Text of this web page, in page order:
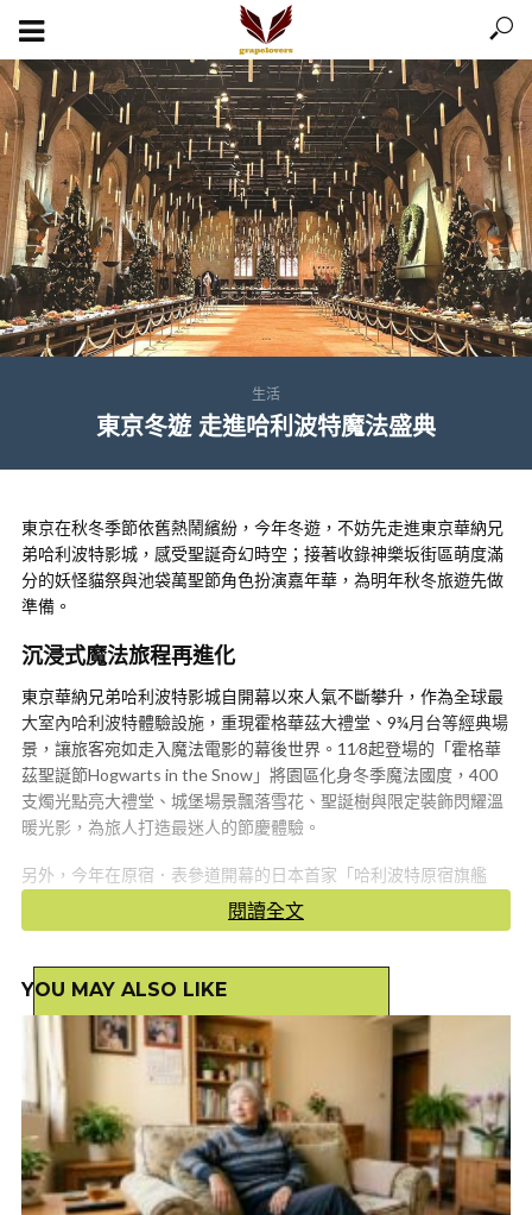
生活
東京冬遊 走進哈利波特魔法盛典
東京在秋冬季節依舊熱鬧繽紛，今年冬遊，不妨先走進東京華納兄
弟哈利波特影城，感受聖誕奇幻時空；接著收錄神樂坂街區萌度滿
分的妖怪貓祭與池袋萬聖節角色扮演嘉年華，為明年秋冬旅遊先做
準備。
沉浸式魔法旅程再進化
東京華納兄弟哈利波特影城自開幕以來人氣不斷攀升，作為全球最
大室內哈利波特體驗設施，重現霍格華茲大禮堂、9¾月台等經典場
景，讓旅客宛如走入魔法電影的幕後世界。11∕8起登場的「霍格華
茲聖誕節Hogwarts in the Snow」將園區化身冬季魔法國度，400
支燭光點亮大禮堂、城堡場景飄落雪花、聖誕樹與限定裝飾閃耀溫
暖光影，為旅人打造最迷人的節慶體驗。
另外，今年在原宿．表參道開幕的日本首家「哈利波特原宿旗艦
店」成為粉絲朝聖新焦點。以「禁忌森林」為靈感設計，店內展示
角色專屬魔杖、蜂蜜公爵主題區，並販售印有「HARAJUKU」字樣
貓咪愛好者一定要安排朝聖「神樂坂 妖怪貓祭」。(提供＝神楽坂
妖怪貓祭2025)
城市中最療癒的喵星人慶典
每年10月中旬舉行的「神樂坂 妖怪貓祭」是東京最具在地魅力的萬
聖節活動之一，也是貓迷心中的朝聖節日。神樂坂曾是文豪夏目漱
石晚年居住之地，自2010年起舉辦以「貓」為主題的參與型慶典，
閱讀全文
YOU MAY ALSO LIKE